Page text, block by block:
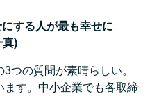
する人が最も幸せに
真)
つの質問が素晴らしい。
す。中小企業でも各取締